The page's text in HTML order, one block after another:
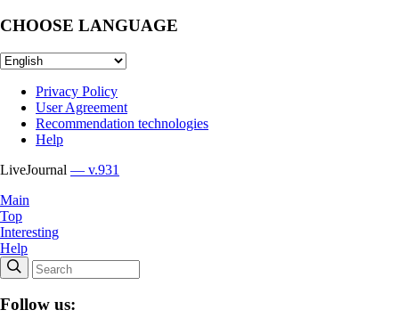
CHOOSE LANGUAGE
Privacy Policy
User Agreement
Recommendation technologies
Help
LiveJournal — v.931
Main
Top
Interesting
Help
Follow us: